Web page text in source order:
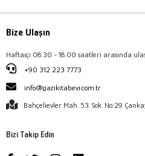
Bize Ulaşın
Haftaiçi 08:30 - 18:00 saatleri arasında
+90 312 223 7773
info@gazikitabevi.com.tr
Bahçelievler Mah. 53. Sok. No:29
Bizi Takip Edin